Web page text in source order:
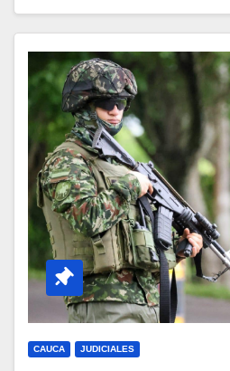
CAUCA JUDICIALES